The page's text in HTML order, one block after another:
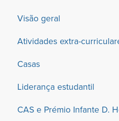
Visão geral
Atividades extra-
Casas
Liderança estudantil
CAS e Prémio Infante D.